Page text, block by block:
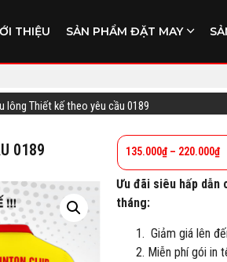
THIỆU SẢN PHẨM ĐẶT MAY
lông Thiết kế theo yêu cầu 0189
0189 135.000₫– 220.000₫
Ưu đãi siêu hấp
tháng:
Giảm giá lên
Miễn phí gói in